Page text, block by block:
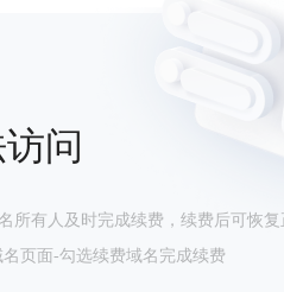
问
所有人及时完成续费，续费后可恢复
页面-勾选续费域名完成续费